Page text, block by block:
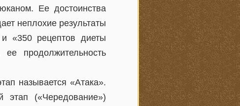
Ее достоинства
неплохие результаты
«350 рецептов диеты
продолжительность
называется «Атака».
этап («Чередование»)